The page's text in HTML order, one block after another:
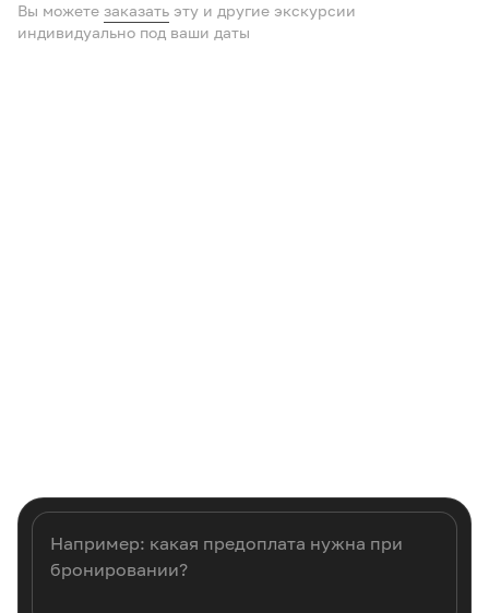
Вы можете заказать эту и другие экскурсии
индивидуально под ваши даты